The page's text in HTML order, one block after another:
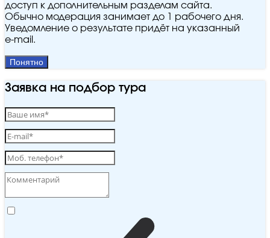
доступ к дополнительным разделам сайта.
Обычно модерация занимает до 1 рабочего дня.
Уведомление о результате придёт на указанный
e‑mail.
Понятно
Заявка на подбор тура